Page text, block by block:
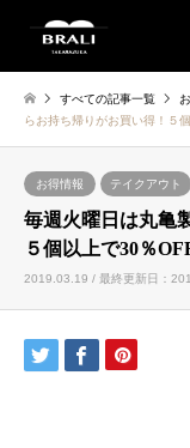
すべての記事一覧
らお持ち帰りがお買い得！５
お得情報 テイクアウト
毎週火曜日は丸亀
５個以上で30％
2019.03.19 / 最終更新日：